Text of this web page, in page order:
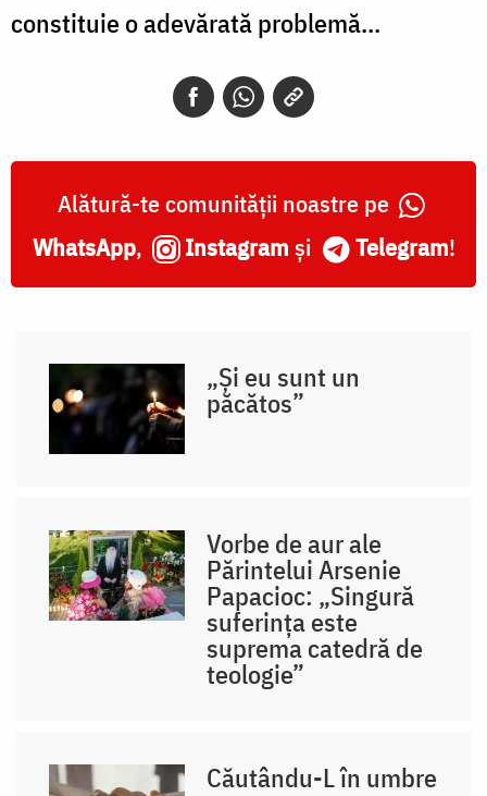
constituie o adevărată problemă...
Alătură-te comunității noastre pe
WhatsApp, Instagram și Telegram!
„Și eu sunt un
păcătos”
Vorbe de aur ale
Părintelui Arsenie
Papacioc: „Singură
suferința este
suprema catedră de
teologie”
Căutându-L în umbre